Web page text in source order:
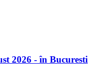
2026 - în Bucuresti